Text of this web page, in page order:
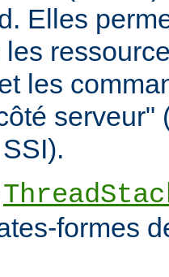
Elles
les
serveur"
formes